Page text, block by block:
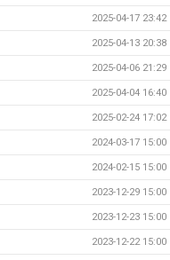
2025-04-17 23:42
2025-04-13 20:38
2025-04-06 21:29
2025-04-04 16:40
2025-02-24 17:02
2024-03-17 15:00
2024-02-15 15:00
2023-12-29 15:00
2023-12-23 15:00
2023-12-22 15:00